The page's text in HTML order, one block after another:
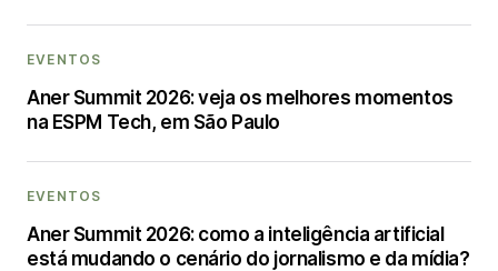
EVENTOS
Aner Summit 2026: veja os melhores momentos
na ESPM Tech, em São Paulo
EVENTOS
Aner Summit 2026: como a inteligência artificial
está mudando o cenário do jornalismo e da mídia?